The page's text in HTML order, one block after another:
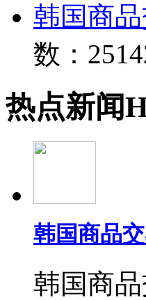
韩国商
数：
热点新闻
韩国商品
韩国商